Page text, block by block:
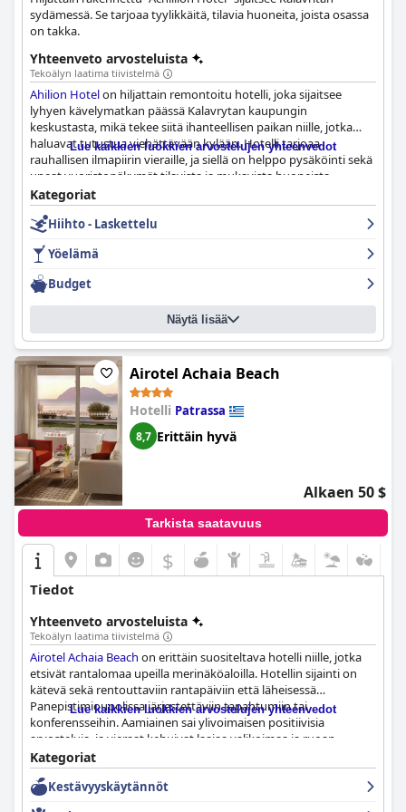
sydämessä. Se tarjoaa tyylikkäitä, tilavia huoneita, joista osassa
on takka.
Yhteenveto arvosteluista
Tekoälyn laatima tiivistelmä
Ahilion Hotelon hiljattain remontoitu hotelli, joka sijaitsee
lyhyen kävelymatkan päässä Kalavrytan kaupungin
keskustasta, mikä tekee siitä ihanteellisen paikan niille, jotka
haluavat tutustua viehättävään kylään. Hotelli tarjoaa
rauhallisen ilmapiirin vieraille, ja siellä on helppo pysäköinti sekä
upeat vuoristonäkymät tilavista ja mukavista huoneista.
Aamiainen on upea, ja siinä on runsaasti vaihtoehtoja ja tuoreita
ainesosia, ja henkilökuntaa kehutaan jatkuvasti heidän
ystävällisyydestään ja avuliaisuudestaan. Kaiken kaikkiaan
Ahilion Hotel
vaivatonta ja mukavaa oleskelua Kalavrytassa.
Lue kaikkien luokkien arvostelujen yhteenvedot
Kategoriat
Hiihto - Laskettelu
Yöelämä
Budget
Näytä lisää
Airotel Achaia Beach
Hotelli Patrassa
8,7 Erittäin hyvä
Alkaen 50 $
Tarkista saatavuus
$
Tiedot
Yhteenveto arvosteluista
Tekoälyn laatima tiivistelmä
Airotel Achaia Beach on erittäin suositeltava hotelli niille, jotka
etsivät rantalomaa upeilla merinäköaloilla. Hotellin sijainti on
kätevä sekä rentouttaviin rantapäiviin että läheisessä
Panepistimioupolissa järjestettäviin tapahtumiin tai
konferensseihin. Aamiainen sai ylivoimaisen positiivisia
arvosteluja, ja vieraat kehuivat laajaa valikoimaa ja ruoan
herkullista laatua. Henkilökunta on tunnettu
erinomaisuudestaan ja ystävällisyydestään, ja monet arvioijat
kuvaavat heitä erittäin kohteliaiksi ja avuliaiksi. Hotellin siisteys
on moitteeton ja pysäköintitilat tarjoavat runsaasti tilaa
Lue kaikkien luokkien arvostelujen yhteenvedot
Kategoriat
Kestävyyskäytännöt